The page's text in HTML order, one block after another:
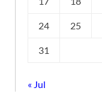
24 25
31
« Jul